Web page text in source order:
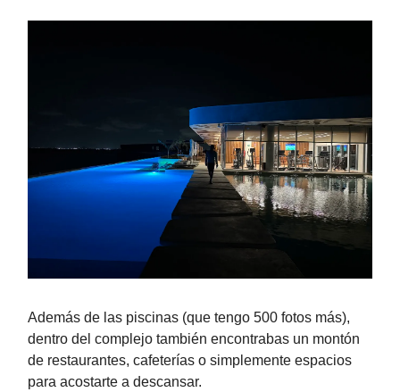
Además de las piscinas (que tengo 500 fotos más),
dentro del complejo también encontrabas un montón
de restaurantes, cafeterías o simplemente espacios
para acostarte a descansar.